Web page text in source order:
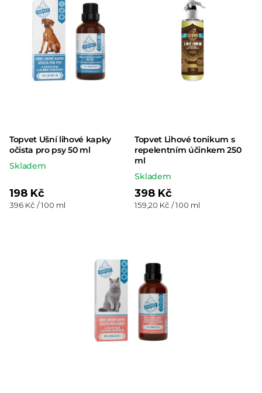
Topvet Ušní lihové kapky
očista pro psy 50 ml
Skladem
198 Kč
Měrná
396 Kč / 100 ml
Topvet Lihové tonikum s
repelentním účinkem 250
ml
Skladem
398 Kč
Měrná
159,20 Kč / 100 ml